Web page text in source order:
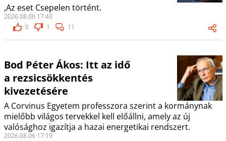
,Az eset Csepelen történt.
2026.08.06 17:43
0
1 11
Bod Péter Ákos: Itt az idő
a rezsicsökkentés
kivezetésére
A Corvinus Egyetem professzora szerint a kormánynak
mielőbb világos tervekkel kell előállni, amely az új
valósághoz igazítja a hazai energetikai rendszert.
2026.08.06 17:19